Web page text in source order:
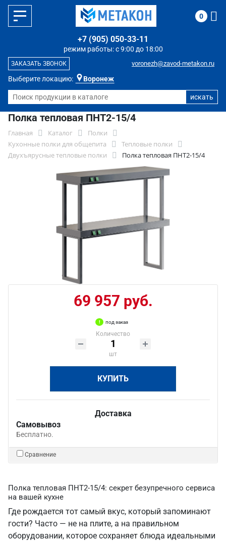
Выберите локацию: Воронеж
режим работы: с 9:00 до 18:00
+7 (905) 050-33-11
voronezh@zavod-metakon.ru
ЗАКАЗАТЬ ЗВОНОК
0
Полка тепловая ПНТ2-15/4
Главная Каталог
Полки
Кухонные полки для общепита
Тепловые полки
Двухъярусные тепловые полки
Полка тепловая ПНТ2-15/4
69 957 руб.
под заказ
Количество
шт
КУПИТЬ
Доставка
Самовывоз
Бесплатно.
Сравнение
Полка тепловая ПНТ2-15/4: секрет безупречного сервиса
на вашей кухне
Где рождается тот самый вкус, который запоминают
гости? Часто — не на плите, а на правильном
оборудовании, которое сохраняет блюда идеальными